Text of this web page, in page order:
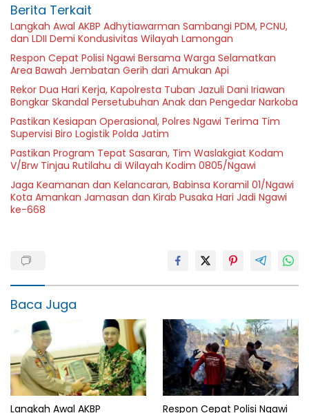
Berita Terkait
Langkah Awal AKBP Adhytiawarman Sambangi PDM, PCNU,
dan LDII Demi Kondusivitas Wilayah Lamongan
Respon Cepat Polisi Ngawi Bersama Warga Selamatkan
Area Bawah Jembatan Gerih dari Amukan Api
Rekor Dua Hari Kerja, Kapolresta Tuban Jazuli Dani Iriawan
Bongkar Skandal Persetubuhan Anak dan Pengedar Narkoba
Pastikan Kesiapan Operasional, Polres Ngawi Terima Tim
Supervisi Biro Logistik Polda Jatim
Pastikan Program Tepat Sasaran, Tim Waslakgiat Kodam
V/Brw Tinjau Rutilahu di Wilayah Kodim 0805/Ngawi
Jaga Keamanan dan Kelancaran, Babinsa Koramil 01/Ngawi
Kota Amankan Jamasan dan Kirab Pusaka Hari Jadi Ngawi
ke-668
Baca Juga
Langkah Awal AKBP
Respon Cepat Polisi Ngawi